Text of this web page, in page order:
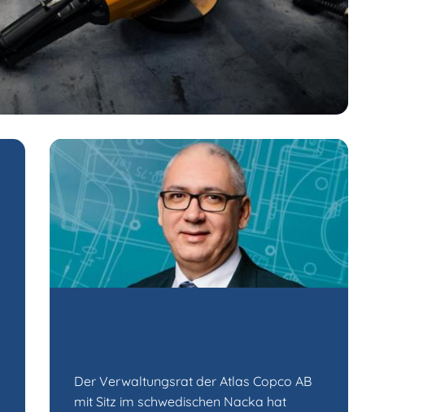
Der Verwaltungsrat der Atlas Copco AB
mit Sitz im schwedischen Nacka hat